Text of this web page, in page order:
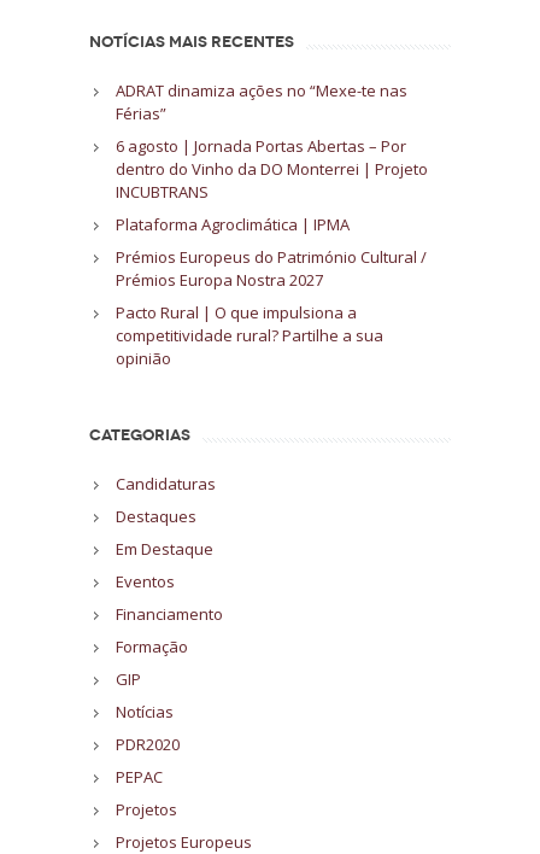
NOTÍCIAS MAIS RECENTES
ADRAT dinamiza ações no “Mexe-te nas
Férias”
6 agosto | Jornada Portas Abertas – Por
dentro do Vinho da DO Monterrei | Projeto
INCUBTRANS
Plataforma Agroclimática | IPMA
Prémios Europeus do Património Cultural /
Prémios Europa Nostra 2027
Pacto Rural | O que impulsiona a
competitividade rural? Partilhe a sua
opinião
CATEGORIAS
Candidaturas
Destaques
Em Destaque
Eventos
Financiamento
Formação
GIP
Notícias
PDR2020
PEPAC
Projetos
Projetos Europeus